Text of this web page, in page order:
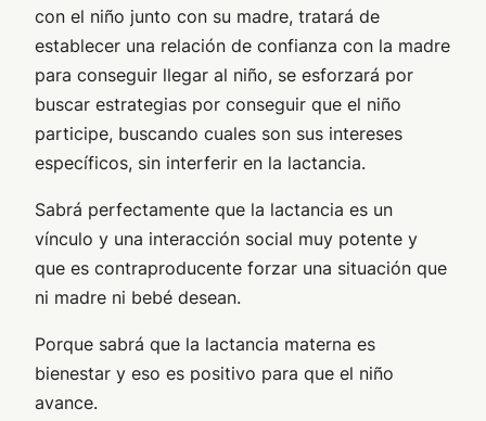
con el niño junto con su madre, tratará de
establecer una relación de confianza con la madre
para conseguir llegar al niño, se esforzará por
buscar estrategias por conseguir que el niño
participe, buscando cuales son sus intereses
específicos, sin interferir en la lactancia.
Sabrá perfectamente que la lactancia es un
vínculo y una interacción social muy potente y
que es contraproducente forzar una situación que
ni madre ni bebé desean.
Porque sabrá que la lactancia materna es
bienestar y eso es positivo para que el niño
avance.